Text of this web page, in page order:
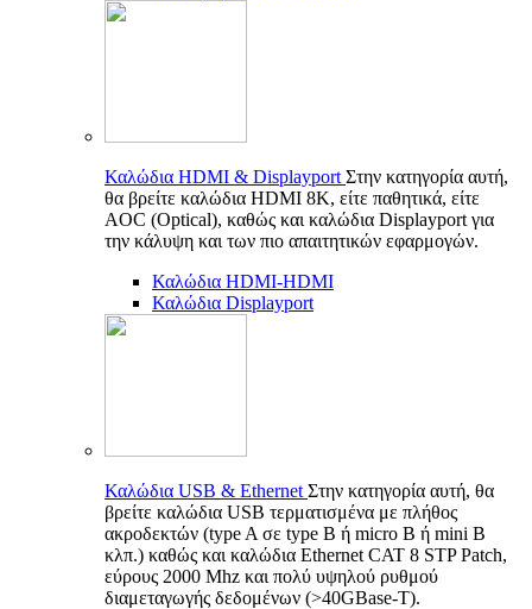
Καλώδια HDMI & Displayport Στην κατηγορία αυτή,
θα βρείτε καλώδια HDMI 8K, είτε παθητικά, είτε
AOC (Optical), καθώς και καλώδια Displayport για
την κάλυψη και των πιο απαιτητικών εφαρμογών.
Καλώδια HDMI-HDMI
Καλώδια Displayport
Καλώδια USB & Ethernet Στην κατηγορία αυτή, θα
βρείτε καλώδια USB τερματισμένα με πλήθος
ακροδεκτών (type A σε type B ή micro B ή mini B
κλπ.) καθώς και καλώδια Ethernet CAT 8 STP Patch,
εύρους 2000 Mhz και πολύ υψηλού ρυθμού
διαμεταγωγής δεδομένων (>40GBase-T).